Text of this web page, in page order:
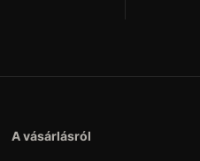
A vásárlásról